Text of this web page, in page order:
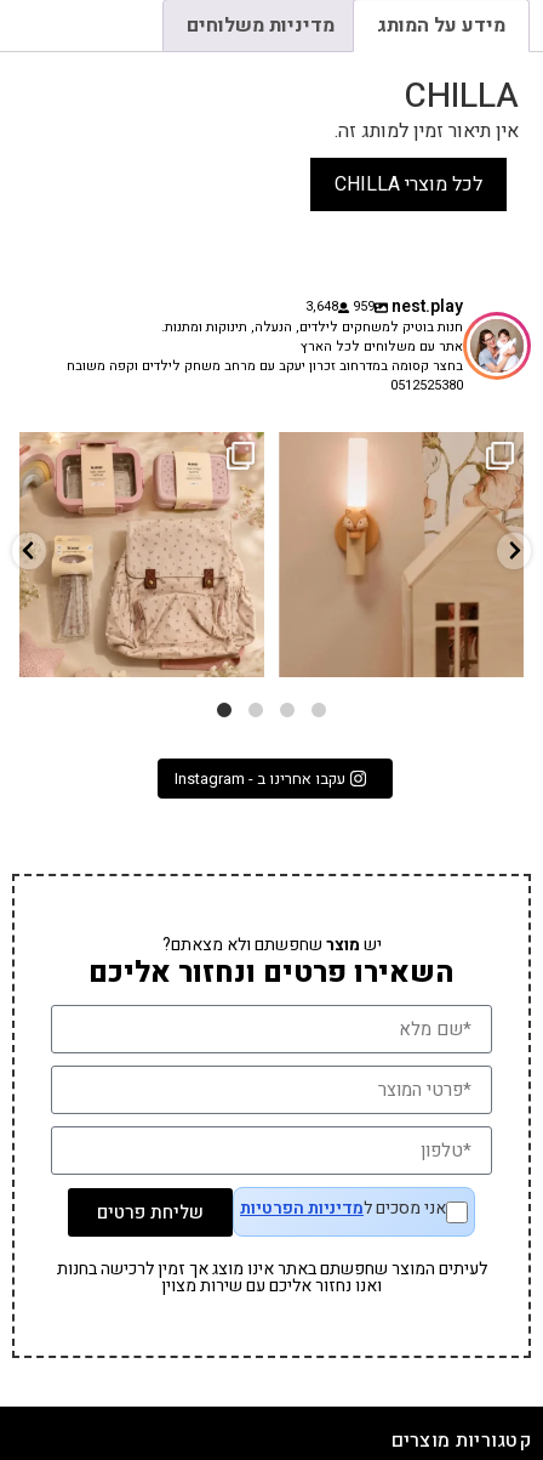
מידע על המותג מדיניות משלוחים
CHILLA
אין תיאור זמין למותג זה.
לכל מוצרי CHILLA
nest.play
959
3,648
חנות בוטיק למשחקים לילדים, הנעלה, תינוקות ומתנות.
אתר עם משלוחים לכל הארץ
בחצר קסומה במדרחוב זכרון יעקב עם מרחב משחק לילדים וקפה משובח
0512525380
✨ חוזרים למסגרת בסטייל! ✨
הקולקציה החדשה...
9 4
גם פריט עיצובי לחדר, גם מנורת לילה
...
3 0
עקבו אחרינו ב - Instagram
ישמוצרשחפשתם ולא מצאתם?
השאירו פרטים ונחזור אליכם
אני מסכים למדיניות הפרטיות שליחת פרטים
לעיתים המוצר שחפשתם באתר אינו מוצג אך זמין לרכישה בחנות
ואנו נחזור אליכם עם שירות מצוין
קטגוריות מוצרים